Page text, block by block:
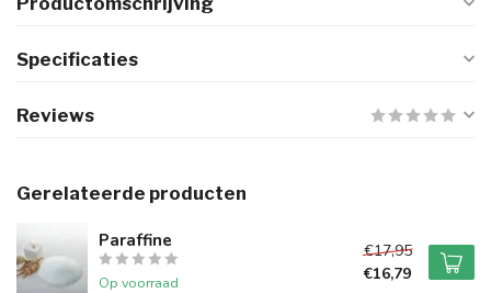
Specificaties
Reviews
Gerelateerde producten
Paraffine
Op voorraad
€17,95
€16,79